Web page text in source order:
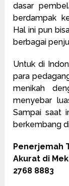
dasar
berdampak
Hal ini pun
berbagai
Untuk di
para
menikah
menyebar
Sampai saat
berkembang
Penerjemah
Akurat di
2768 8883